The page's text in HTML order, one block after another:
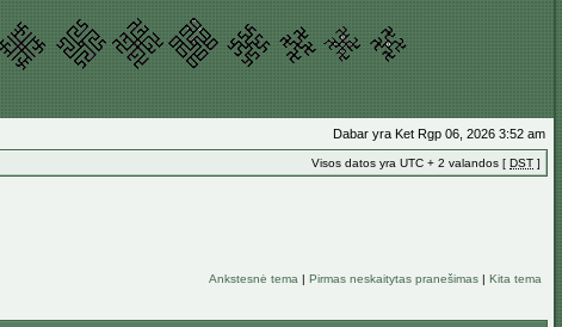
Dabar yra Ket Rgp 06, 2026 3:52 am
Visos datos yra UTC + 2 valandos [ DST ]
Ankstesnė tema | Pirmas neskaitytas pranešimas | Kita tema